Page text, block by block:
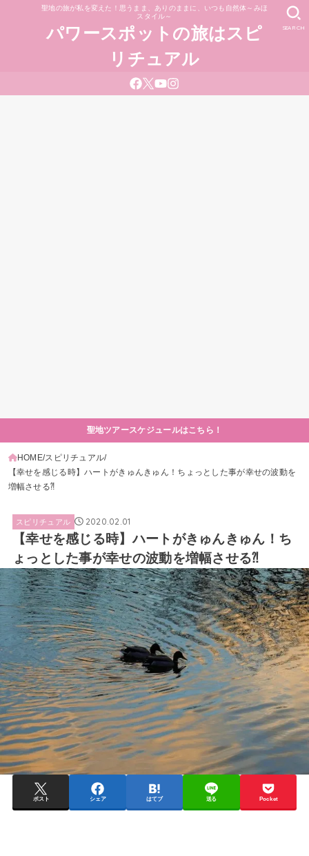
聖地の旅が私を変えた！思うまま、ありのままに、いつも自然体～みほ
スタイル～
パワースポットの旅はスピ
リチュアル
SEARCH
聖地ツアースケジュールはこちら！
HOME スピリチュアル
【幸せを感じる時】ハートがきゅんきゅん！ちょっとした事が幸せの波動を
増幅させる⁈
スピリチュアル 2020.02.01
【幸せを感じる時】ハートがきゅんきゅん！ち
ょっとした事が幸せの波動を増幅させる⁈
ポスト シェア はてブ 送る Pocket